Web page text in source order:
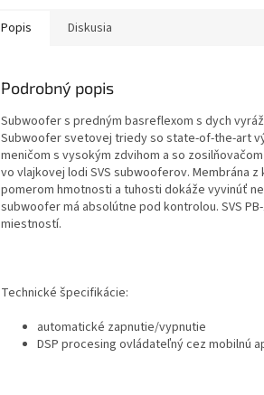
Popis Diskusia
Podrobný popis
Subwoofer s predným basreflexom s dych
Subwoofer svetovej triedy so state-of-the-art
meničom s vysokým zdvihom a so
vo vlajkovej lodi SVS subwooferov. Membrána
pomerom hmotnosti a tuhosti dokáže vyvinúť
subwoofer má absolútne pod kontrolou. SVS
miestností.
Technické špecifikácie:
automatické zapnutie/vypnutie
DSP procesing ovládateľný cez mobilnú